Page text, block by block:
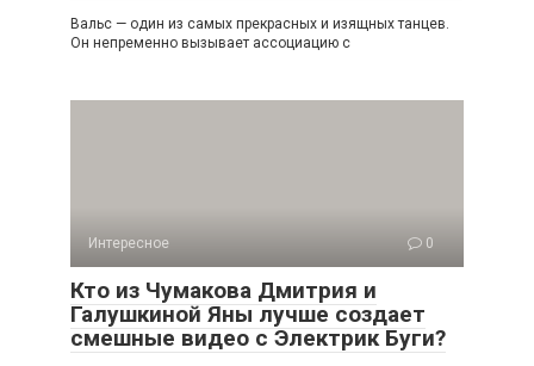
Вальс — один из самых прекрасных и изящных танцев.
Он непременно вызывает ассоциацию с
Интересное 0
Кто из Чумакова Дмитрия и
Галушкиной Яны лучше создает
смешные видео с Электрик Буги?